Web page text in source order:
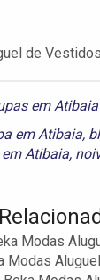
de
em Atibaia
em Atibaia,
Atibaia,
Modas
Modas